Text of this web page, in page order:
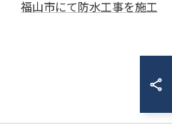
福山市にて防水工事を施工